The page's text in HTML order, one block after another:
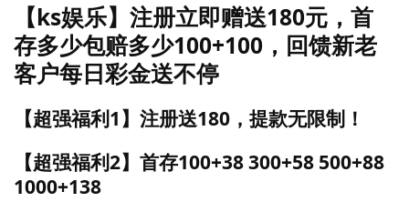
【ks娱乐】注册立即赠送180元，首
存多少包赔多少100+100，回馈新老
客户每日彩金送不停
【超强福利1】注册送180，提款无限制！
【超强福利2】首存100+38 300+58 500+88
1000+138